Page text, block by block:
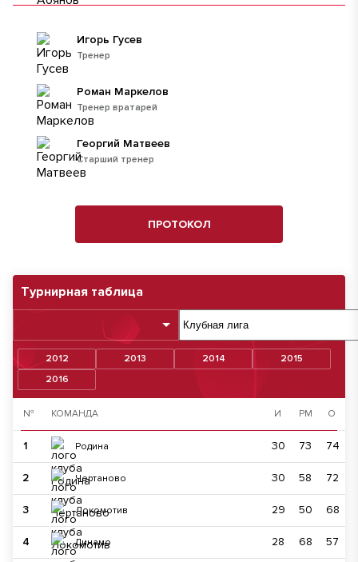
Турнирная таблица
2012 2013 2014
2015
2016
№ КОМАНДА И РМ О
1 Родина 30 73 74
2 Чертаново 30 58 72
3 Локомотив 29 50 68
4 Динамо 28 68 57
Тренер
Игорь Гусев
Тренер вратарей
Роман Маркелов
Старший тренер
Георгий Матвеев
ПРОТОКОЛ